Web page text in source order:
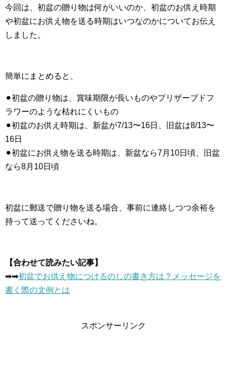
今回は、初盆の贈り物は何がいいのか、初盆のお供え時期
や初盆にお供え物を送る時期はいつなのかについてお伝え
しました。
簡単にまとめると、
⚫︎初盆の贈り物は、賞味期限が長いものやプリザーブドフ
ラワーのような枯れにくいもの
⚫︎初盆のお供え時期は、新盆が7/13〜16日、旧盆は8/13〜
16日
⚫︎初盆にお供え物を送る時期は、新盆なら7月10日頃、旧盆
なら8月10日頃
初盆に郵送で贈り物を送る場合、事前に連絡しつつ余裕を
持って送ってくださいね。
【合わせて読みたい記事】
➡︎➡︎初盆でお供え物につけるのしの書き方は？メッセージを
書く際の文例とは
スポンサーリンク